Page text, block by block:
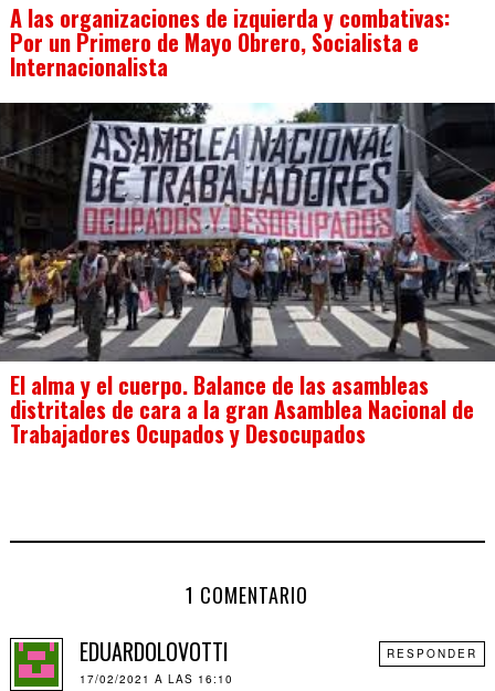
A las organizaciones de izquierda y combativas:
Por un Primero de Mayo Obrero, Socialista e
Internacionalista
El alma y el cuerpo. Balance de las asambleas
distritales de cara a la gran Asamblea Nacional de
Trabajadores Ocupados y Desocupados
1 COMENTARIO
EDUARDOLOVOTTI
17/02/2021 A LAS 16:10
RESPONDER